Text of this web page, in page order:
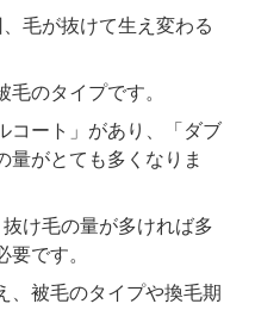
毛が抜けて生え変わる
のタイプです。
コート」があり、「ダブ
量がとても多くなりま
け毛の量が多ければ多
です。
、被毛のタイプや換毛期